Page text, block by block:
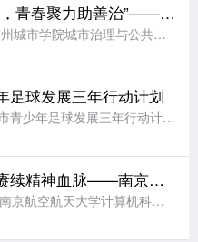
“枫火传声察民情，青春聚力助善治”——苏州城市学院实践团赴福运社区开展走访调研
2026年7月15日，苏州城市学院城市治理与公共事务学院“枫火传声，善治民和”暑期社会实践团前往苏州市姑苏区福运社区党群服务中心走访调研。学院法学专业教师王昊为、辅导员周玲燕随行指导，与实践团成员一同
足球发展三年行动计划
7月29日，《连云港市青少年足球发展三年行动计划(2026—2028年)》发布会在连云港市体育中心举行。据《新华日报》报道，未来三年连云港将完善县区“631”(6所小学、3所初中、1所高中)青训布局，
追寻红色足迹，赓续精神血脉——南京航空航天大学实践团赴五省多地开展暑期红色研学
导语：2026年7月，南京航空航天大学计算机科学与技术学院“行走学党史，守护中国红”实践团队利用暑期时间，分赴四川、陕西、湖南、江西、贵州等地革命旧址与红色场馆，开展以实地研学、问卷调研和群众访谈为主